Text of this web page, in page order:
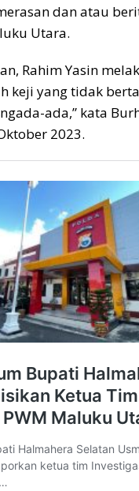
dan atau
Utara.
Rahim Yasin
keji yang tidak
ada,” kata
2023.